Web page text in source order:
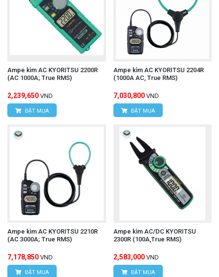
Ampe kìm AC KYORITSU 2200R
(AC 1000A; True RMS)
2,239,650 VND
ĐẶT MUA
Ampe kìm AC KYORITSU 2204R
(1000A AC, True RMS)
7,030,800 VND
ĐẶT MUA
Ampe kìm AC KYORITSU 2210R
(AC 3000A; True RMS)
7,178,850 VND
ĐẶT MUA
Ampe kìm AC/DC KYORITSU
2300R (100A,True RMS)
2,583,000 VND
ĐẶT MUA